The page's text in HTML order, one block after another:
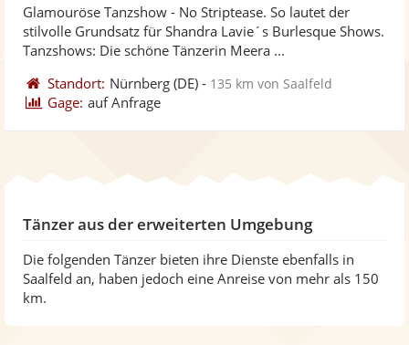
5
Glamouröse Tanzshow - No Striptease. So lautet der
stilvolle Grundsatz für Shandra Lavie´s Burlesque Shows.
Tanzshows: Die schöne Tänzerin Meera ...
Standort: Nürnberg (DE) - 135 km von Saalfeld
Gage: auf Anfrage
Tänzer aus der erweiterten Umgebung
Die folgenden Tänzer bieten ihre Dienste ebenfalls in
Saalfeld an, haben jedoch eine Anreise von mehr als 150
km.